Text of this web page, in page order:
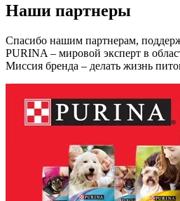
Наши партнеры
Спасибо нашим партнерам,
PURINA – мировой эксперт в
Миссия бренда – делать жизнь